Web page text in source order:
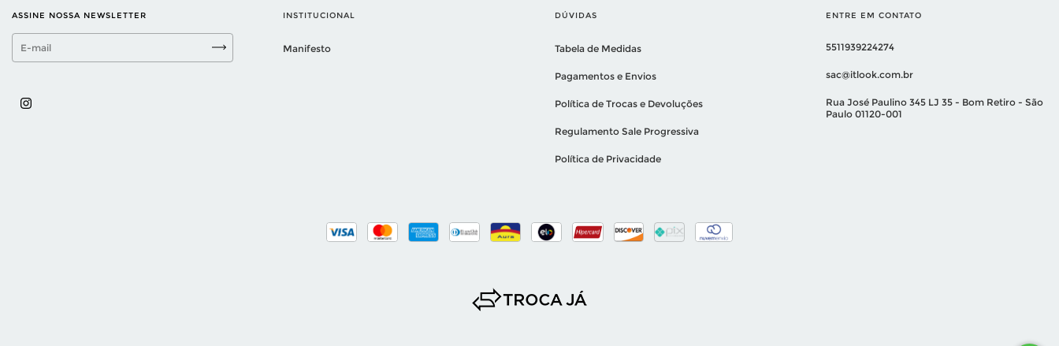
ASSINE NOSSA NEWSLETTER INSTITUCIONAL
Manifesto
DÚVIDAS
Tabela de Medidas
Pagamentos e Envios
Política de Trocas e Devoluções
Regulamento Sale Progressiva
Política de Privacidade
ENTRE EM CONTATO
5511939224274
sac@itlook.com.br
Rua José Paulino 345 LJ 35 - Bom Retiro - São
Paulo 01120-001